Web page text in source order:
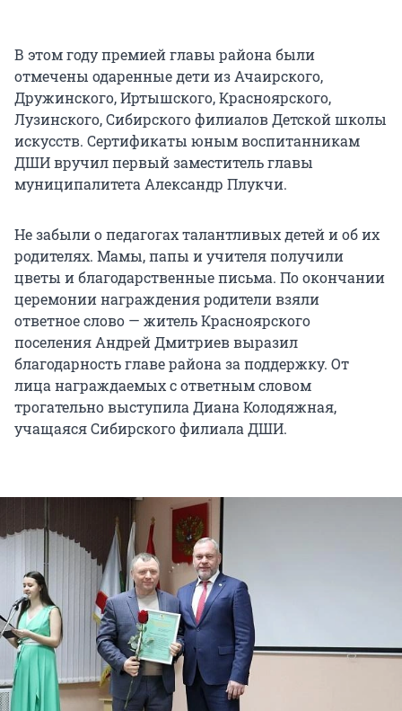
В этом году премией главы района были
отмечены одаренные дети из Ачаирского,
Дружинского, Иртышского, Красноярского,
Лузинского, Сибирского филиалов Детской школы
искусств. Сертификаты юным воспитанникам
ДШИ вручил первый заместитель главы
муниципалитета Александр Плукчи.
Не забыли о педагогах талантливых детей и об их
родителях. Мамы, папы и учителя получили
цветы и благодарственные письма. По окончании
церемонии награждения родители взяли
ответное слово — житель Красноярского
поселения Андрей Дмитриев выразил
благодарность главе района за поддержку. От
лица награждаемых с ответным словом
трогательно выступила Диана Колодяжная,
учащаяся Сибирского филиала ДШИ.